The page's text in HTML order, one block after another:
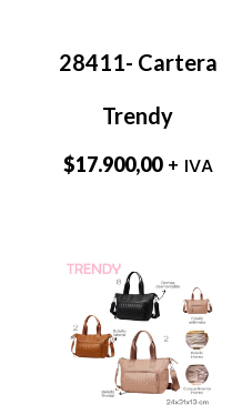
28411- Cartera
Trendy
$17.900,00 + IVA